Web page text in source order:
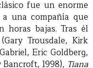
fue un enorme
una compañía que
horas bajas. Tras él
(Gary Trousdale, Kirk
Eric Goldberg,
1998), Tiana